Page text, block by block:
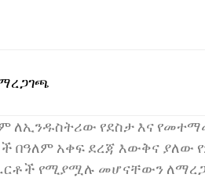
ለኢንዱስትሪው የደስታ እና
በዓለም አቀፍ ደረጃ እውቅና ያለው
የሚያሟሉ መሆናቸውን